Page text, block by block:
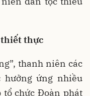
thực
thanh niên các
ứng nhiều
tổ chức Đoàn phát